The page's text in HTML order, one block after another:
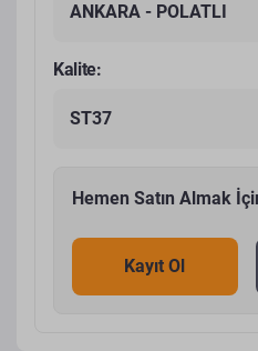
ANKARA - POLATLI
Kalite:
ST37
Hemen Satın Almak
Kayıt Ol